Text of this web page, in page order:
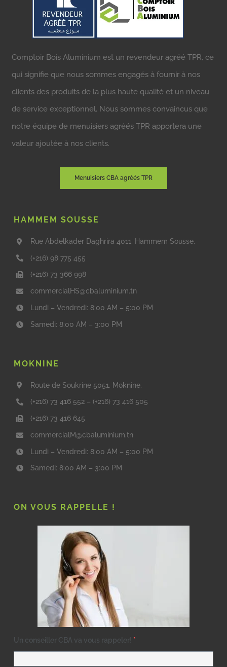
Comptoir Bois Aluminium est un revendeur agréé TPR, ce
qui signifie que nous sommes engagés à fournir à nos
clients des produits de la plus haute qualité et un niveau
de service exceptionnel. Nous sommes convaincus que
notre équipe de menuisiers agréés TPR apportera une
valeur ajoutée à nos clients.
Menuisiers CBA agréés TPR
HAMMEM SOUSSE
Rue Abdelkader Daghrira 4011, Hammem Sousse.
(+216) 98 775 455
(+216) 73 366 998
commercialHS@cbaluminium.tn
Lundi – Vendredi: 8:00 AM – 5:00 PM
Samedi: 8:00 AM – 3:00 PM
MOKNINE
Route de Soukrine 5051, Moknine.
(+216) 73 416 552 – (+216) 73 416 505
(+216) 73 416 645
commercialM@cbaluminium.tn
Lundi – Vendredi: 8:00 AM – 5:00 PM
Samedi: 8:00 AM – 3:00 PM
ON VOUS RAPPELLE !
Un conseiller CBA va vous rappeler! *